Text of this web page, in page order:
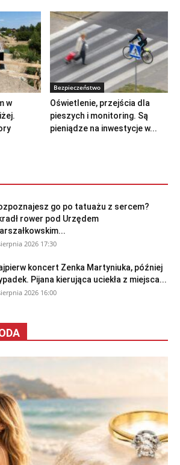
w
Bezpieczeństwo
Oświetlenie, przejścia dla
pieszych i monitoring. Są
pieniądze na inwestycje w...
go po tatuażu z sercem?
rower pod Urzędem
2026 17:30
koncert Zenka Martyniuka, później
Pijana kierująca uciekła z miejsca...
2026 16:00